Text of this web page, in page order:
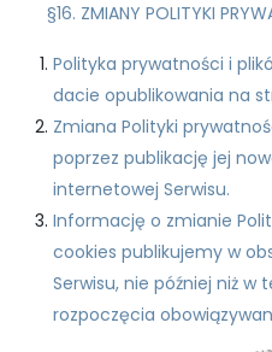
§16. ZMIANY POLITYKI
Polityka prywatności i
dacie opublikowania na
Zmiana Polityki
poprzez publikację jej
internetowej Serwisu.
Informację o zmianie
cookies publikujemy w
Serwisu, nie później niż
rozpoczęcia